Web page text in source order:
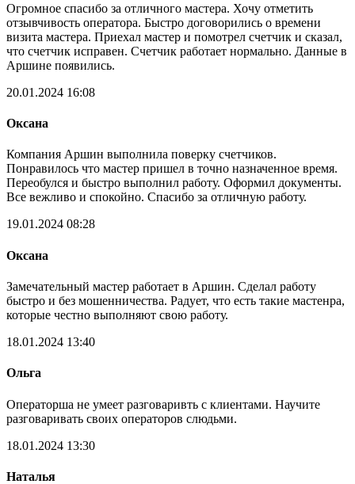
Огромное спасибо за отличного мастера. Хочу отметить
отзывчивость оператора. Быстро договорились о времени
визита мастера. Приехал мастер и помотрел счетчик и сказал,
что счетчик исправен. Счетчик работает нормально. Данные в
Аршине появились.
20.01.2024 16:08
Оксана
Компания Аршин выполнила поверку счетчиков.
Понравилось что мастер пришел в точно назначенное время.
Переобулся и быстро выполнил работу. Оформил документы.
Все вежливо и спокойно. Спасибо за отличную работу.
19.01.2024 08:28
Оксана
Замечательный мастер работает в Аршин. Сделал работу
быстро и без мошенничества. Радует, что есть такие мастенра,
которые честно выполняют свою работу.
18.01.2024 13:40
Ольга
Операторша не умеет разговаривть с клиентами. Научите
разговаривать своих операторов слюдьми.
18.01.2024 13:30
Наталья